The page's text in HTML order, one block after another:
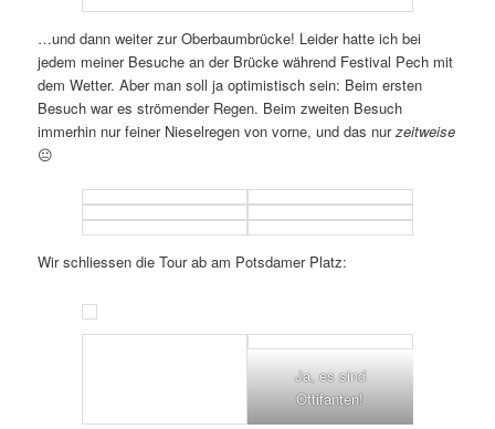
…und dann weiter zur Oberbaumbrücke! Leider hatte ich bei
jedem meiner Besuche an der Brücke während Festival Pech mit
dem Wetter. Aber man soll ja optimistisch sein: Beim ersten
Besuch war es strömender Regen. Beim zweiten Besuch
immerhin nur feiner Nieselregen von vorne, und das nurzeitweise
😐
Wir schliessen die Tour ab am Potsdamer Platz:
Ja, es sind
Ottifanten!